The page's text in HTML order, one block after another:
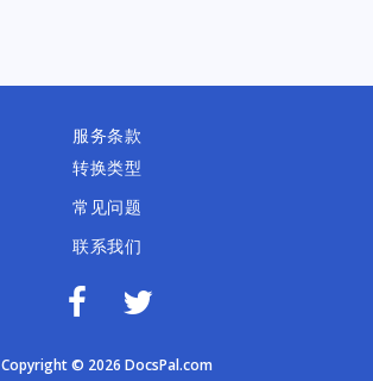
服务条款
转换类型
常见问题
联系我们
Copyright © 2026 DocsPal.com